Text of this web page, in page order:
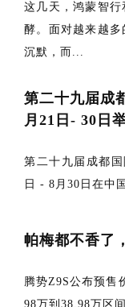
这几天，鸿蒙智
酵。面对越来越
沉默，而...
第二十九届成
月21日- 30日
第二十九届成都
日 - 8月30日在中
帕梅都不香了
腾势Z9S公布预售
98万到38.98万区